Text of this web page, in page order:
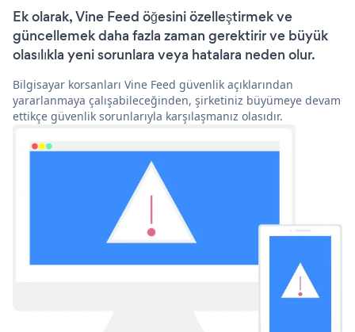
Ek olarak, Vine Feed öğesini özelleştirmek ve
güncellemek daha fazla zaman gerektirir ve büyük
olasılıkla yeni sorunlara veya hatalara neden olur.
Bilgisayar korsanları Vine Feed güvenlik açıklarından
yararlanmaya çalışabileceğinden, şirketiniz büyümeye devam
ettikçe güvenlik sorunlarıyla karşılaşmanız olasıdır.